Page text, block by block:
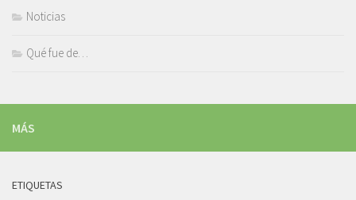
Noticias
Qué fue de…
MÁS
ETIQUETAS